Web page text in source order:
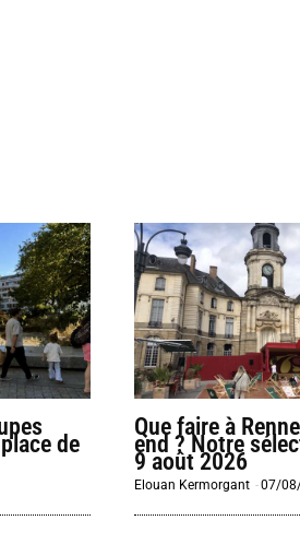
de
Que faire à
end ? Notre
9 août 2026
Elouan Kermorgant -07/